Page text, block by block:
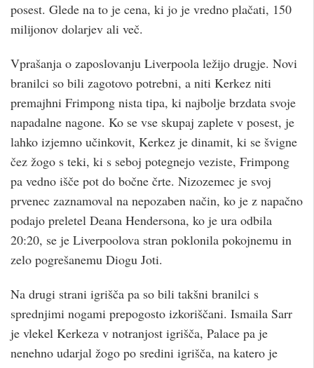
posest. Glede na to je cena, ki jo je vredno plačati, 150
milijonov dolarjev ali več.
Vprašanja o zaposlovanju Liverpoola ležijo drugje. Novi
branilci so bili zagotovo potrebni, a niti Kerkez niti
premajhni Frimpong nista tipa, ki najbolje brzdata svoje
napadalne nagone. Ko se vse skupaj zaplete v posest, je
lahko izjemno učinkovit, Kerkez je dinamit, ki se švigne
čez žogo s teki, ki s seboj potegnejo veziste, Frimpong
pa vedno išče pot do bočne črte. Nizozemec je svoj
prvenec zaznamoval na nepozaben način, ko je z napačno
podajo preletel Deana Hendersona, ko je ura odbila
20:20, se je Liverpoolova stran poklonila pokojnemu in
zelo pogrešanemu Diogu Joti.
Na drugi strani igrišča pa so bili takšni branilci s
sprednjimi nogami prepogosto izkoriščani. Ismaila Sarr
je vlekel Kerkeza v notranjost igrišča, Palace pa je
nenehno udarjal žogo po sredini igrišča, na katero je